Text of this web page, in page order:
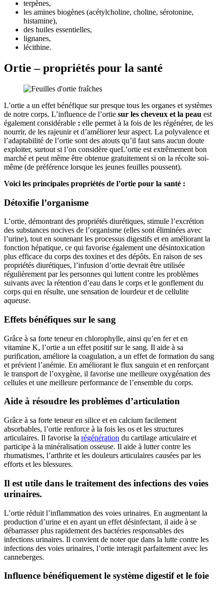
terpènes,
les amines biogènes (acétylcholine, choline, sérotonine,
histamine),
des huiles essentielles,
lignanes,
lécithine.
Ortie – propriétés pour la santé
L’ortie a un effet bénéfique sur presque tous les organes et systèmes
de notre corps. L’influence de l’ortie sur les cheveux et la peau est
également considérable : elle permet à la fois de les régénérer, de les
nourrir, de les rajeunir et d’améliorer leur aspect. La polyvalence et
l’adaptabilité de l’ortie sont des atouts qu’il faut sans aucun doute
exploiter, surtout si l’on considère queL’ortie est extrêmement bon
marché et peut même être obtenue gratuitement si on la récolte soi-
même (de préférence lorsque les jeunes feuilles poussent).
Voici les principales propriétés de l’ortie pour la santé :
Détoxifie l’organisme
L’ortie, démontrant des propriétés diurétiques, stimule l’excrétion
des substances nocives de l’organisme (elles sont éliminées avec
l’urine), tout en soutenant les processus digestifs et en améliorant la
fonction hépatique, ce qui favorise également une désintoxication
plus efficace du corps des toxines et des dépôts. En raison de ses
propriétés diurétiques, l’infusion d’ortie devrait être utilisée
régulièrement par les personnes qui luttent contre les problèmes
suivants avec la rétention d’eau dans le corps et le gonflement du
corps qui en résulte, une sensation de lourdeur et de cellulite
aqueuse.
Effets bénéfiques sur le sang
Grâce à sa forte teneur en chlorophylle, ainsi qu’en fer et en
vitamine K, l’ortie a un effet positif sur le sang. Il aide à sa
purification, améliore la coagulation, a un effet de formation du sang
et prévient l’anémie. En améliorant le flux sanguin et en renforçant
le transport de l’oxygène, il favorise une meilleure oxygénation des
cellules et une meilleure performance de l’ensemble du corps.
Aide à résoudre les problèmes d’articulation
Grâce à sa forte teneur en silice et en calcium facilement
absorbables, l’ortie renforce à la fois les os et les structures
articulaires. Il favorise la régénération du cartilage articulaire et
participe à la minéralisation osseuse. Il aide à lutter contre les
rhumatismes, l’arthrite et les douleurs articulaires causées par les
efforts et les blessures.
Il est utile dans le traitement des infections des voies
urinaires.
L’ortie réduit l’inflammation des voies urinaires. En augmentant la
production d’urine et en ayant un effet désinfectant, il aide à se
débarrasser plus rapidement des bactéries responsables des
infections urinaires. Il convient de noter que dans la lutte contre les
infections des voies urinaires, l’ortie interagit parfaitement avec les
canneberges.
Influence bénéfiquement le système digestif et le foie